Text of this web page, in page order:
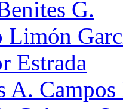
G.
Limón
Estrada
A.